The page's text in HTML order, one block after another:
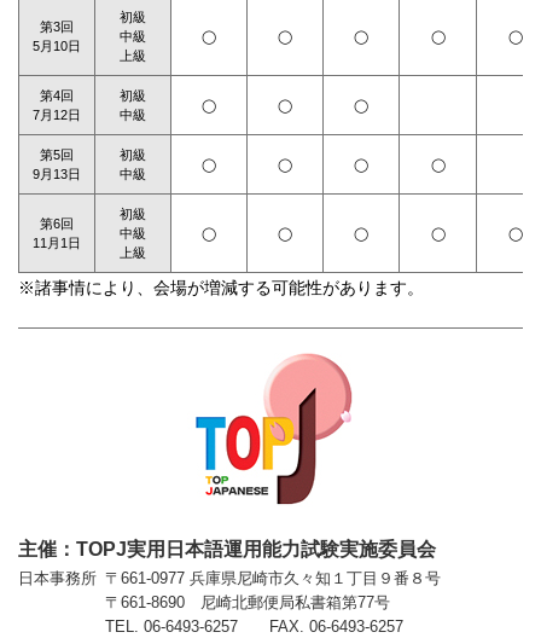
第3回
5月10日
初級
中級
上級
◯ ◯ ◯ ◯ ◯
第4回
7月12日
初級
中級
◯ ◯ ◯
第5回
9月13日
初級
中級
◯ ◯ ◯ ◯
第6回
11月1日
初級
中級
上級
◯ ◯ ◯ ◯ ◯
※諸事情により、会場が増減する可能性があります。
主催：TOPJ実用日本語運用能力試験実施委員会
日本事務所 〒661-0977 兵庫県尼崎市久々知１丁目９番８号
〒661-8690 尼崎北郵便局私書箱第77号
TEL. 06-6493-6257 FAX. 06-6493-6257